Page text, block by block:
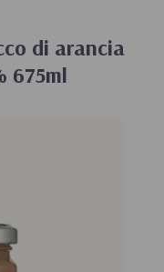
di arancia
675ml